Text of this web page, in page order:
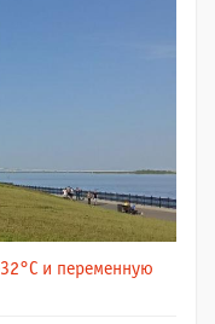
и переменную